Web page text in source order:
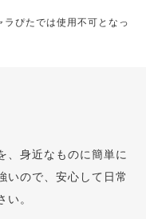
ラぴたでは使用不可となっ
、身近なものに簡単に
いので、安心して日常
。